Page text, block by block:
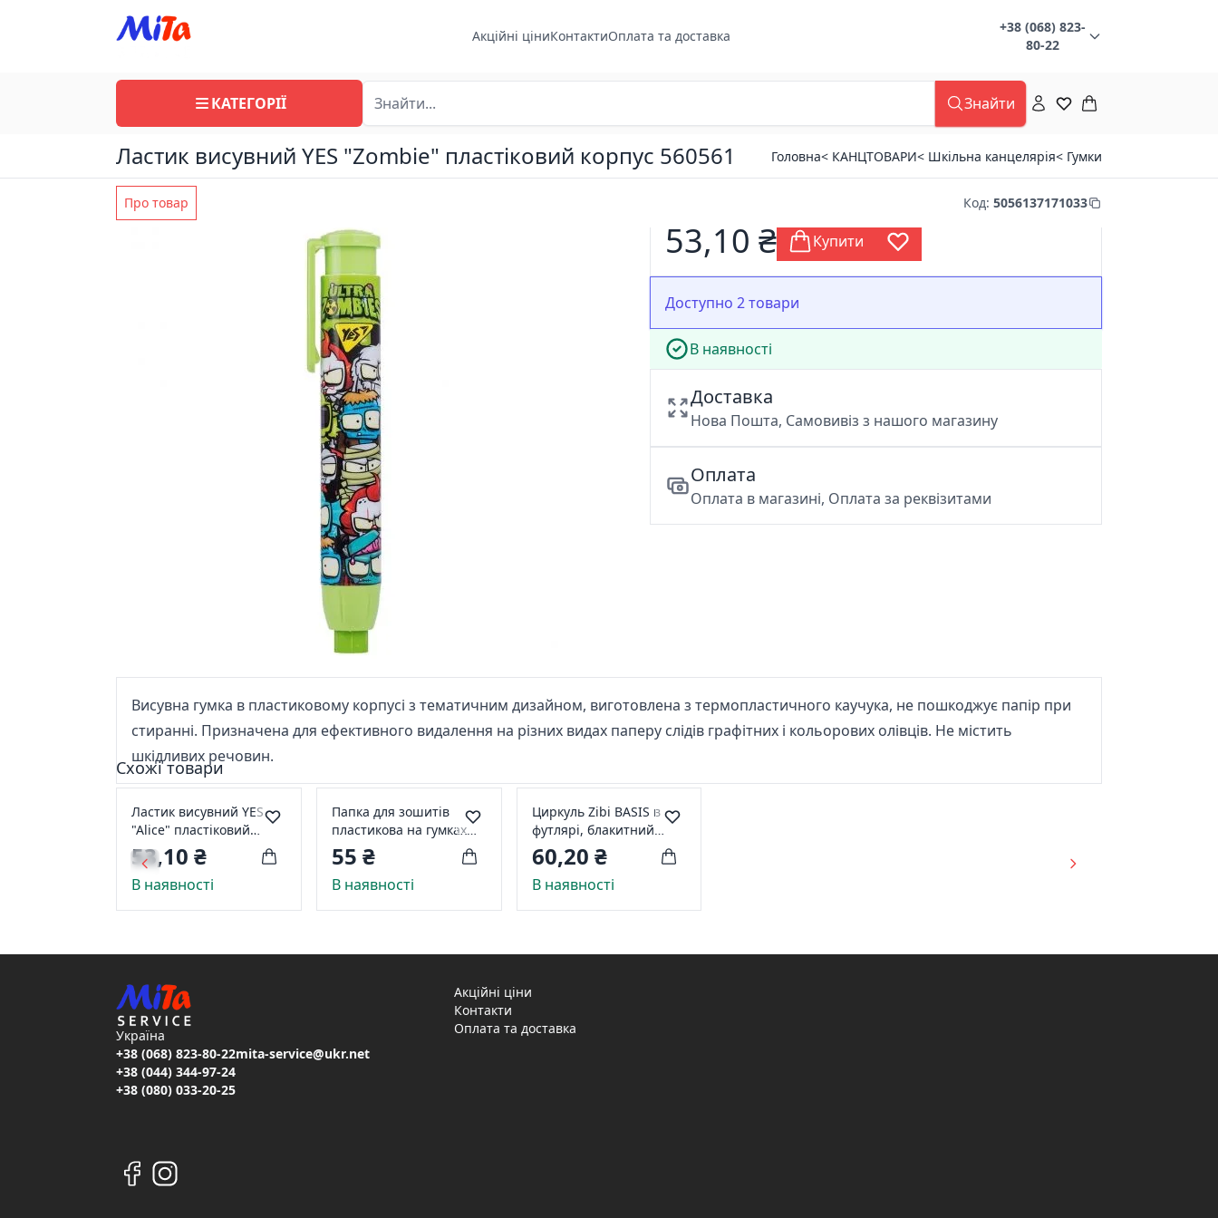
Акційні ціниКонтактиОплата та доставка
+38 (068) 823-
80-22
КАТЕГОРІЇ Знайти
Ластик висувний YES "Zombie" пластіковий корпус 560561 Головна< КАНЦТОВАРИ< Шкільна канцелярія< Гумки
Про товар Код: 5056137171033
53,10 ₴ Купити
Доступно 2 товари
В наявності
Доставка
Нова Пошта, Самовивіз з нашого магазину
Оплата
Оплата в магазині, Оплата за реквізитами
Висувна гумка в пластиковому корпусі з тематичним дизайном, виготовлена з термопластичного каучука, не пошкоджує папір при
стиранні. Призначена для ефективного видалення на різних видах паперу слідів графітних і кольорових олівців. Не містить
шкідливих речовин.
Схожі товари
Ластик висувний YES
"Alice" пластіковий
корпус 560560
53,10 ₴
В наявності
Папка для зошитів
пластикова на гумках
Yes "Barbie"
55 ₴
В наявності
Циркуль Zibi BASIS в
футлярі, блакитний
ZB.5301BS-14
60,20 ₴
В наявності
Україна
+38 (068) 823-80-22
+38 (044) 344-97-24
+38 (080) 033-20-25
mita-service@ukr.net
Акційні ціни
Контакти
Оплата та доставка